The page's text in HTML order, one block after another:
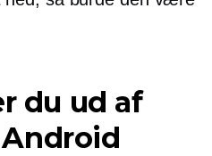
du ud af